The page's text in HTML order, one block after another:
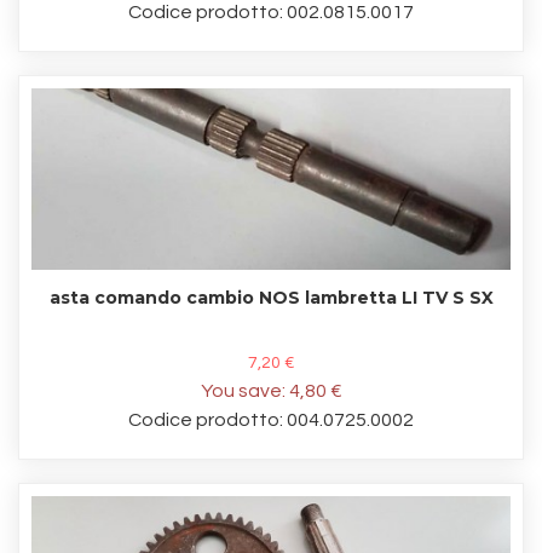
Codice prodotto: 002.0815.0017
asta comando cambio NOS lambretta LI TV S SX
7,20 €
You save: 4,80 €
Codice prodotto: 004.0725.0002